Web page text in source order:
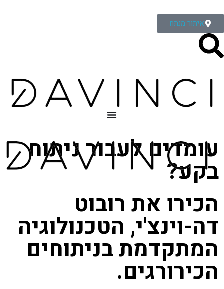
איתור מנתח
עומדים לעבור ניתוח
בקע?
הכירו את רובוט
דה-וינצ'י, הטכנולוגיה
המתקדמת בניתוחים
הכירורגים.